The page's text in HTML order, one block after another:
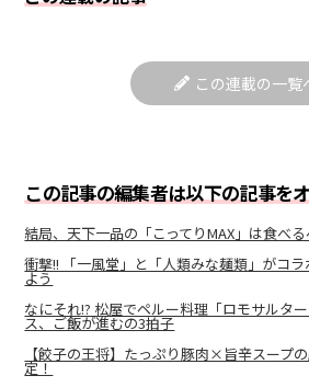
この連載の一覧
この記事の編集者は以下の記事を
結局、天下一品の「こってりMAX」は食べる
衝撃!! 「一風堂」と「人類みな麺類」がコ
よう
なにそれ!? 松屋でペルー料理「ロモサルタ
ス、ご飯が進むの3拍子
【餃子の王将】たっぷり豚肉×旨辛スープ
定！